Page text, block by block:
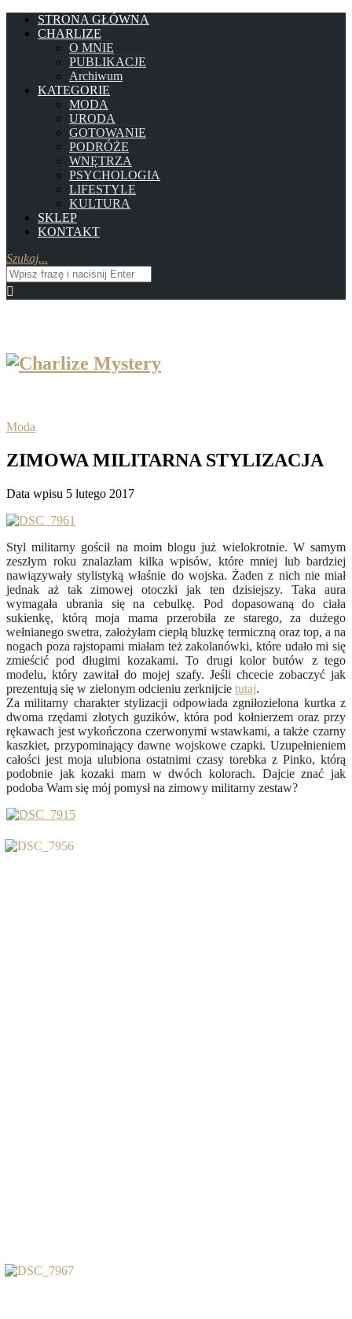
STRONA GŁÓWNA
CHARLIZE
O MNIE
PUBLIKACJE
Archiwum
KATEGORIE
MODA
URODA
GOTOWANIE
PODRÓŻE
WNĘTRZA
PSYCHOLOGIA
LIFESTYLE
KULTURA
SKLEP
KONTAKT
Szukaj...
Moda
ZIMOWA MILITARNA STYLIZACJA
Data wpisu 5 lutego 2017
Styl militarny gościł na moim blogu już wielokrotnie. W samym
zeszłym roku znalazłam kilka wpisów, które mniej lub bardziej
nawiązywały stylistyką właśnie do wojska. Żaden z nich nie miał
jednak aż tak zimowej otoczki jak ten dzisiejszy. Taka aura
wymagała ubrania się na cebulkę. Pod dopasowaną do ciała
sukienkę, którą moja mama przerobiła ze starego, za dużego
wełnianego swetra, założyłam ciepłą bluzkę termiczną oraz top, a na
nogach poza rajstopami miałam też zakolanówki, które udało mi się
zmieścić pod długimi kozakami. To drugi kolor butów z tego
modelu, który zawitał do mojej szafy. Jeśli chcecie zobaczyć jak
prezentują się w zielonym odcieniu zerknijcie tutaj.
Za militarny charakter stylizacji odpowiada zgniłozielona kurtka z
dwoma rzędami złotych guzików, która pod kołnierzem oraz przy
rękawach jest wykończona czerwonymi wstawkami, a także czarny
kaszkiet, przypominający dawne wojskowe czapki. Uzupełnieniem
całości jest moja ulubiona ostatnimi czasy torebka z Pinko, którą
podobnie jak kozaki mam w dwóch kolorach. Dajcie znać jak
podoba Wam się mój pomysł na zimowy militarny zestaw?